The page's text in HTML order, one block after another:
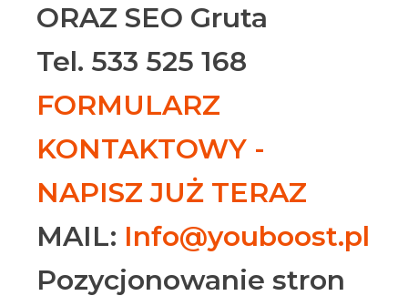
ORAZ SEO Gruta
Tel. 533 525 168
FORMULARZ
KONTAKTOWY -
NAPISZ JUŻ TERAZ
MAIL: Info@youboost.pl
Pozycjonowanie stron